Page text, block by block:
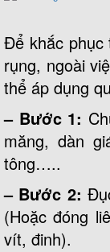
Để khắc phục
rụng, ngoài
thể áp dụng
– Bước 1:
măng, dàn
tông…..
– Bước 2:
(Hoặc đóng
vít, đinh).